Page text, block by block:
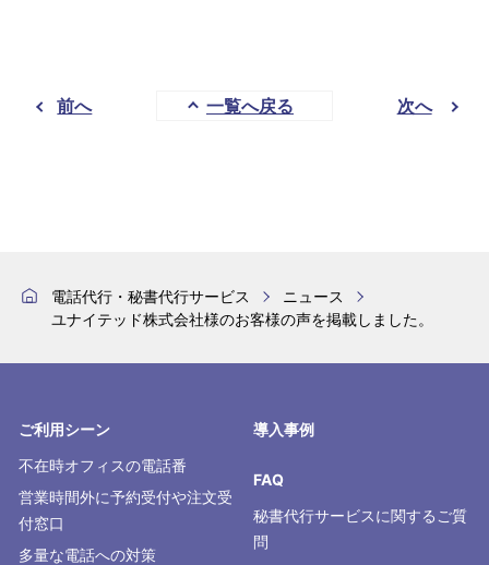
前へ 一覧へ戻る 次へ
電話代行・秘書代行サービス
ニュース
ユナイテッド株式会社様のお客様の声を掲載しました。
ご利用シーン
不在時オフィスの電話番
営業時間外に予約受付や注文受
付窓口
多量な電話への対策
導入事例
FAQ
秘書代行サービスに関するご質
問